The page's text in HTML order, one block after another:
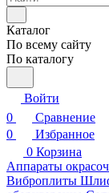
Каталог
По всему сайту
По каталогу
Войти
0
Сравнение
0
Избранное
0 Корзина
Аппараты
Виброплиты